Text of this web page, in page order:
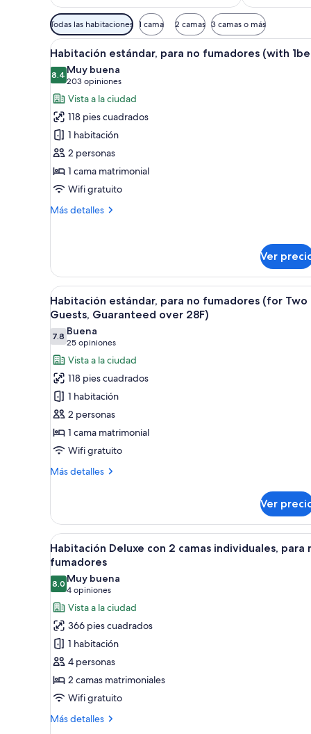
Filtros
disponibles
para
las
habitaciones
Todas las habitaciones 1 cama 2 camas 3 camas o más
Abrir
todas
las
fotos
de
Habitación
estándar,
para
no
fumadores
(with
Habitación de hotel con
30
Habitación estándar, para no fumadores (with
8.48.4 de 10
Muy buena
203 opiniones
(203
opiniones)
Vista a la ciudad
118 pies cuadrados
1 habitación
2 personas
1 cama matrimonial
Wifi gratuito
Más detalles
Más
para
no
fumadores
(with
1bed)
Ver
Abrir
todas
las
fotos
de
Habitación
estándar,
para
no
fumadores
(for
Two
over
28F)
Una habitación de hotel con
30
Habitación estándar, para no fumadores (for Two
Guests, Guaranteed over 28F)
7.87.8 de 10
Buena
25 opiniones
(25
opiniones)
Vista a la ciudad
118 pies cuadrados
1 habitación
2 personas
1 cama matrimonial
Wifi gratuito
Más detalles
Más
estándar,
para
no
fumadores
Two
Guests,
Guaranteed
over
28F)
Ver
Abrir
todas
las
fotos
de
Habitación
Deluxe
con
2
camas
individuales,
para
Una habitación de hotel con
32
Habitación Deluxe con 2 camas individuales, para
fumadores
8.08.0 de 10
Muy buena
4 opiniones
(4
opiniones)
Vista a la ciudad
366 pies cuadrados
1 habitación
4 personas
2 camas matrimoniales
Wifi gratuito
Más detalles
Más